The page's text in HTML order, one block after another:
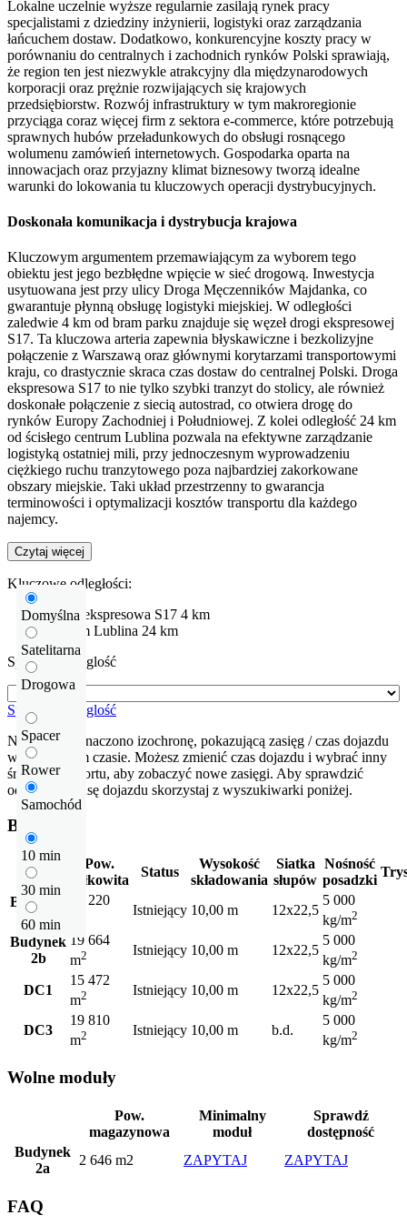
Lokalne uczelnie wyższe regularnie zasilają rynek pracy
specjalistami z dziedziny inżynierii, logistyki oraz zarządzania
łańcuchem dostaw. Dodatkowo, konkurencyjne koszty pracy w
porównaniu do centralnych i zachodnich rynków Polski sprawiają,
że region ten jest niezwykle atrakcyjny dla międzynarodowych
korporacji oraz prężnie rozwijających się krajowych
przedsiębiorstw. Rozwój infrastruktury w tym makroregionie
przyciąga coraz więcej firm z sektora e-commerce, które potrzebują
sprawnych hubów przeładunkowych do obsługi rosnącego
wolumenu zamówień internetowych. Gospodarka oparta na
innowacjach oraz przyjazny klimat biznesowy tworzą idealne
warunki do lokowania tu kluczowych operacji dystrybucyjnych.
Doskonała komunikacja i dystrybucja krajowa
Kluczowym argumentem przemawiającym za wyborem tego
obiektu jest jego bezbłędne wpięcie w sieć drogową. Inwestycja
usytuowana jest przy ulicy Droga Męczenników Majdanka, co
gwarantuje płynną obsługę logistyki miejskiej. W odległości
zaledwie 4 km od bram parku znajduje się węzeł drogi ekspresowej
S17. Ta kluczowa arteria zapewnia błyskawiczne i bezkolizyjne
połączenie z Warszawą oraz głównymi korytarzami transportowymi
kraju, co drastycznie skraca czas dostaw do centralnej Polski. Droga
ekspresowa S17 to nie tylko szybki tranzyt do stolicy, ale również
doskonałe połączenie z siecią autostrad, co otwiera drogę do
rynków Europy Zachodniej i Południowej. Z kolei odległość 24 km
od ścisłego centrum Lublina pozwala na efektywne zarządzanie
logistyką ostatniej mili, przy jednoczesnym wyprowadzeniu
ciężkiego ruchu tranzytowego poza najbardziej zakorkowane
obszary miejskie. Taki układ przestrzenny to gwarancja
terminowości i optymalizacji kosztów transportu dla każdego
najemcy.
Czytaj więcej
Domyślna
Satelitarna
Drogowa
Spacer
Rower
Samochód
10 min
30 min
60 min
Kluczowe odległości:
Droga ekspresowa S17 4 km
centrum Lublina 24 km
Sprawdź odleglość
Sprawdź odleglość
Na mapie zaznaczono izochronę, pokazującą zasięg / czas dojazdu
w określonym czasie. Możesz zmienić czas dojazdu i wybrać inny
środek transportu, aby zobaczyć nowe zasięgi. Aby sprawdzić
odłegłość i trasę dojazdu skorzystaj z wyszukiwarki poniżej.
Budynki
Pow.
całkowita
Status
Wysokość
składowania
Siatka
słupów
Nośność
posadzki
Budynek
2a
15 220
Istniejący 10,00 m 12x22,5
5 000
kg/m2
Budynek
2b
19 664
m2 Istniejący 10,00 m 12x22,5
5 000
kg/m2
DC1
15 472
m2 Istniejący 10,00 m 12x22,5
5 000
kg/m2
DC3
19 810
m2 Istniejący 10,00 m b.d.
5 000
kg/m2
Wolne moduły
Pow.
magazynowa
Minimalny
moduł
Sprawdź
dostępność
Budynek
2a
2 646 m2 ZAPYTAJ ZAPYTAJ
FAQ